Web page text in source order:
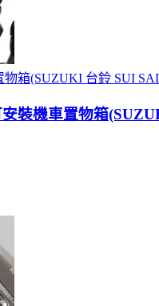
箱(SUZUKI 台鈴 SUI
裝機車置物箱